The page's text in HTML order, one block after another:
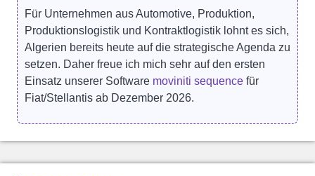
Für Unternehmen aus Automotive, Produktion,
Produktionslogistik und Kontraktlogistik lohnt es sich,
Algerien bereits heute auf die strategische Agenda zu
setzen. Daher freue ich mich sehr auf den ersten
Einsatz unserer Software moviniti sequence für
Fiat/Stellantis ab Dezember 2026.